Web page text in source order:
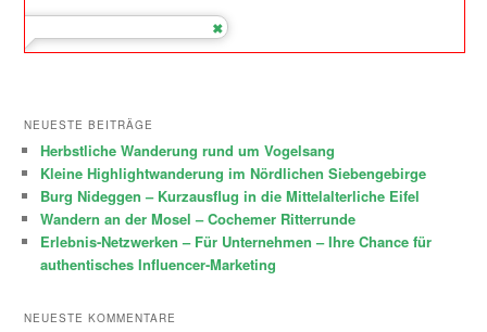
NEUESTE BEITRÄGE
Herbstliche Wanderung rund um Vogelsang
Kleine Highlightwanderung im Nördlichen Siebengebirge
Burg Nideggen – Kurzausflug in die Mittelalterliche Eifel
Wandern an der Mosel – Cochemer Ritterrunde
Erlebnis-Netzwerken – Für Unternehmen – Ihre Chance für
authentisches Influencer-Marketing
NEUESTE KOMMENTARE